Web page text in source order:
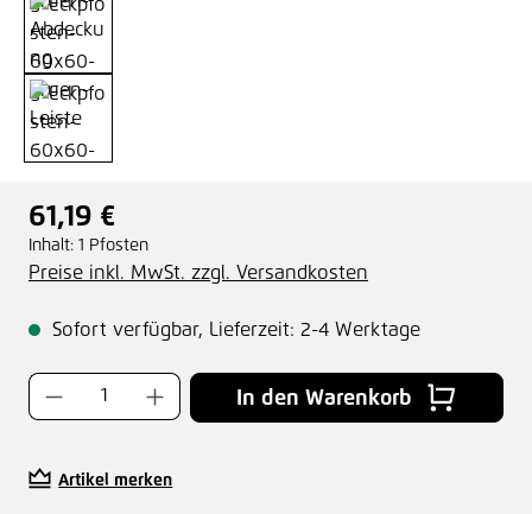
Regulärer Preis:
61,19 €
Inhalt: 1 Pfosten
Preise inkl. MwSt. zzgl. Versandkosten
Sofort verfügbar, Lieferzeit: 2-4 Werktage
Produkt Anzahl: Gib den gewünschten
In den Warenkorb
Artikel merken